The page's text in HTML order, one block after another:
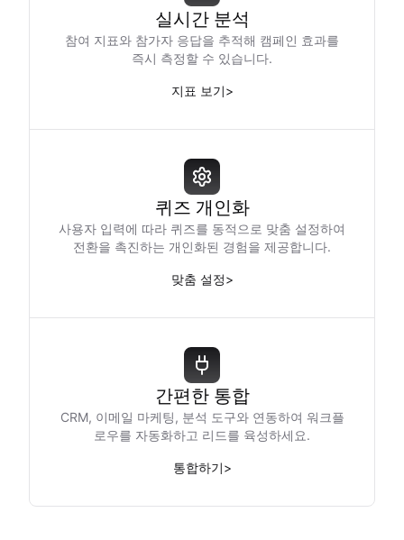
실시간 분석
참여 지표와 참가자 응답을 추적해 캠페인 효과를
즉시 측정할 수 있습니다.
지표 보기>
퀴즈 개인화
사용자 입력에 따라 퀴즈를 동적으로 맞춤 설정하여
전환을 촉진하는 개인화된 경험을 제공합니다.
맞춤 설정>
간편한 통합
CRM, 이메일 마케팅, 분석 도구와 연동하여 워크플
로우를 자동화하고 리드를 육성하세요.
통합하기>